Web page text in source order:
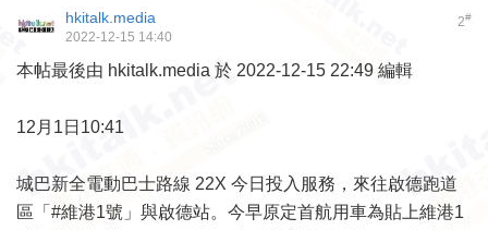
2#
hkitalk.media
2022-12-15 14:40
本帖最後由 hkitalk.media 於 2022-12-15 22:49 編輯
12月1日10:41
城巴新全電動巴士路線 22X 今日投入服務，來往啟德跑道
區「#維港1號」與啟德站。今早原定首航用車為貼上維港1